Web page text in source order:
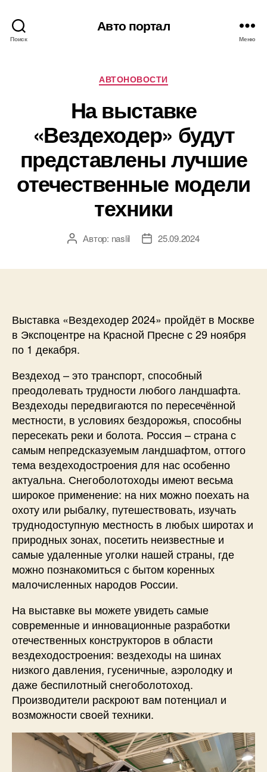
Поиск
Авто портал
Меню
Рубрики
АВТОНОВОСТИ
На выставке
«Вездеходер» будут
представлены лучшие
отечественные модели
техники
АвторАвтор: naslil
Дата25.09.2024
Выставка «Вездеходер 2024» пройдёт в Москве
в Экспоцентре на Красной Пресне с 29 ноября
по 1 декабря.
Вездеход – это транспорт, способный
преодолевать трудности любого ландшафта.
Вездеходы передвигаются по пересечённой
местности, в условиях бездорожья, способны
пересекать реки и болота. Россия – страна с
самым непредсказуемым ландшафтом, оттого
тема вездеходостроения для нас особенно
актуальна. Снегоболотоходы имеют весьма
широкое применение: на них можно поехать на
охоту или рыбалку, путешествовать, изучать
труднодоступную местность в любых широтах и
природных зонах, посетить неизвестные и
самые удаленные уголки нашей страны, где
можно познакомиться с бытом коренных
малочисленных народов России.
На выставке вы можете увидеть самые
современные и инновационные разработки
отечественных конструкторов в области
вездеходостроения: вездеходы на шинах
низкого давления, гусеничные, аэролодку и
даже беспилотный снегоболотоход.
Производители раскроют вам потенциал и
возможности своей техники.